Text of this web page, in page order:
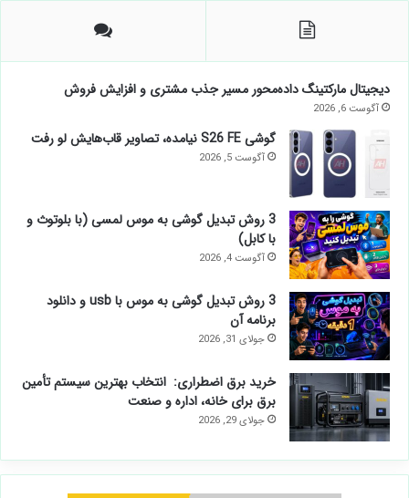
دیجیتال مارکتینگ داده‌محور مسیر جذب مشتری و افزایش فروش
آگوست 6, 2026
گوشی S26 FE نیامده، تصاویر قاب‌هایش لو رفت
آگوست 5, 2026
3 روش تبدیل گوشی به موس لمسی (با بلوتوث و
با کابل)
آگوست 4, 2026
3 روش تبدیل گوشی به موس با usb و دانلود
برنامه آن
جولای 31, 2026
خرید برق اضطراری: انتخاب بهترین سیستم تأمین
برق برای خانه، اداره و صنعت
جولای 29, 2026